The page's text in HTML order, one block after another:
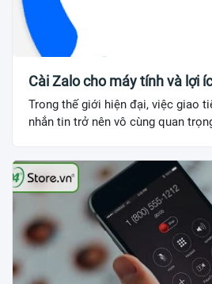
Cài Zalo cho máy tính và lợi
Trong thế giới hiện đại, việc giao
nhắn tin trở nên vô cùng quan